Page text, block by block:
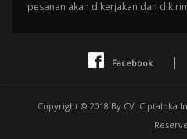
pesanan akan dikerjakan dan
Facebook |
Copyright © 2018 By CV. Ciptaloka